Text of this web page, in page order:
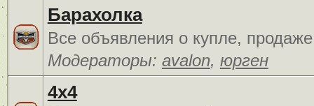
Барахолка
Все объявления о купле,
Модераторы: avalon, юрген
4x4